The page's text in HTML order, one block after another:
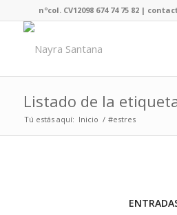
nºcol. CV12098 674 74 75 82 |
Listado de la
Tú estás aquí: Inicio / #estres